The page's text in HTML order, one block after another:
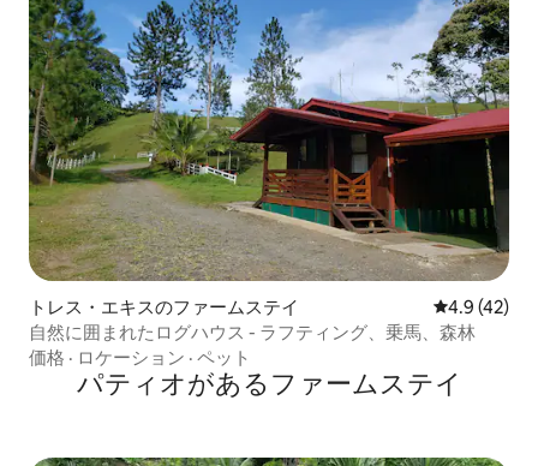
トレス・エキスのファームステイ レビュー42
4.9 (42)
自然に囲まれたログハウス - ラフティング、乗馬、森林
価格 · ロケーション · ペット
パティオがあるファームステイ